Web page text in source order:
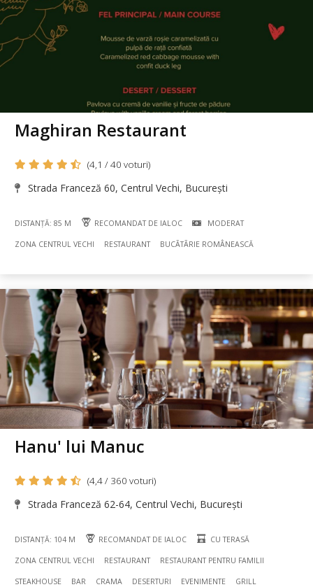
Maghiran Restaurant
(4,1 / 40 voturi)
Strada Franceză 60, Centrul Vechi, București
DISTANȚĂ: 85 M RECOMANDAT DE IALOC MODERAT
ZONA CENTRUL VECHI RESTAURANT BUCÃTÃRIE ROMÂNEASCĂ
Hanu' lui Manuc
(4,4 / 360 voturi)
Strada Franceză 62-64, Centrul Vechi, București
DISTANȚĂ: 104 M RECOMANDAT DE IALOC CU TERASĂ
ZONA CENTRUL VECHI RESTAURANT RESTAURANT PENTRU FAMILII
STEAKHOUSE BAR CRAMA DESERTURI EVENIMENTE GRILL